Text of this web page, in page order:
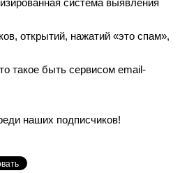
система выявления
открытий, нажатий «это спам»,
такое быть сервисом email-
наших подписчиков!